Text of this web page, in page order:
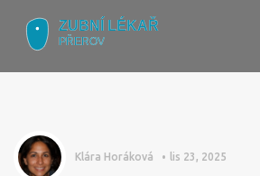
Klára Horáková lis 23, 2025